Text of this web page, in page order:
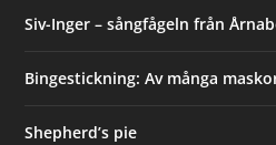
Siv-Inger – sångfågeln från
Bingestickning: Av många
Shepherd’s pie